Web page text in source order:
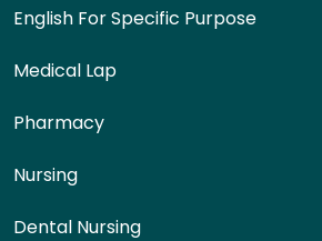
English For Specific Purpose
Medical Lap
Pharmacy
Nursing
Dental Nursing